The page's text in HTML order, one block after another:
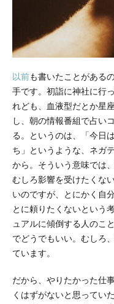
以前も書いたことがある
手です。初詣に神社に行
れども、血液型だとか星
し、朝の情報番組で占い
る。というのは、「今日
ち」というような、ネガ
から。そういう意味では
むしろ影響を受けたくな
いのですが、とにかく自
とに頼りたくないという
ュアルに傾倒する人のこ
でどうでもいい。むしろ
ています。
だから、やりたかった仕
くはずがないと思ってい